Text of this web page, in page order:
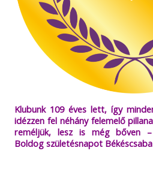
Klubunk 109 éves lett, így
idézzen fel néhány felemelő
reméljük, lesz is még bőven
Boldog születésnapot